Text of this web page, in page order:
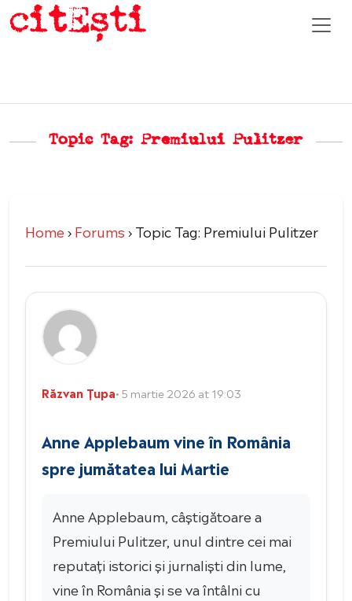
Topic Tag: Premiului Pulitzer
Home›Forums›Topic Tag: Premiului Pulitzer
Răzvan Țupa• 5 martie 2026 at 19:03
Anne Applebaum vine în România
spre jumătatea lui Martie
Anne Applebaum, câștigătoare a
Premiului Pulitzer, unul dintre cei mai
reputați istorici și jurnaliști din lume,
vine în România și se va întâlni cu